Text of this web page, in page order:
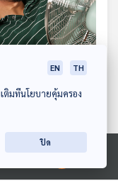
ดี อาจเสี่ยงป่วยได้
EN TH
ติมที่นโยบายคุ้มครอง
ปิด